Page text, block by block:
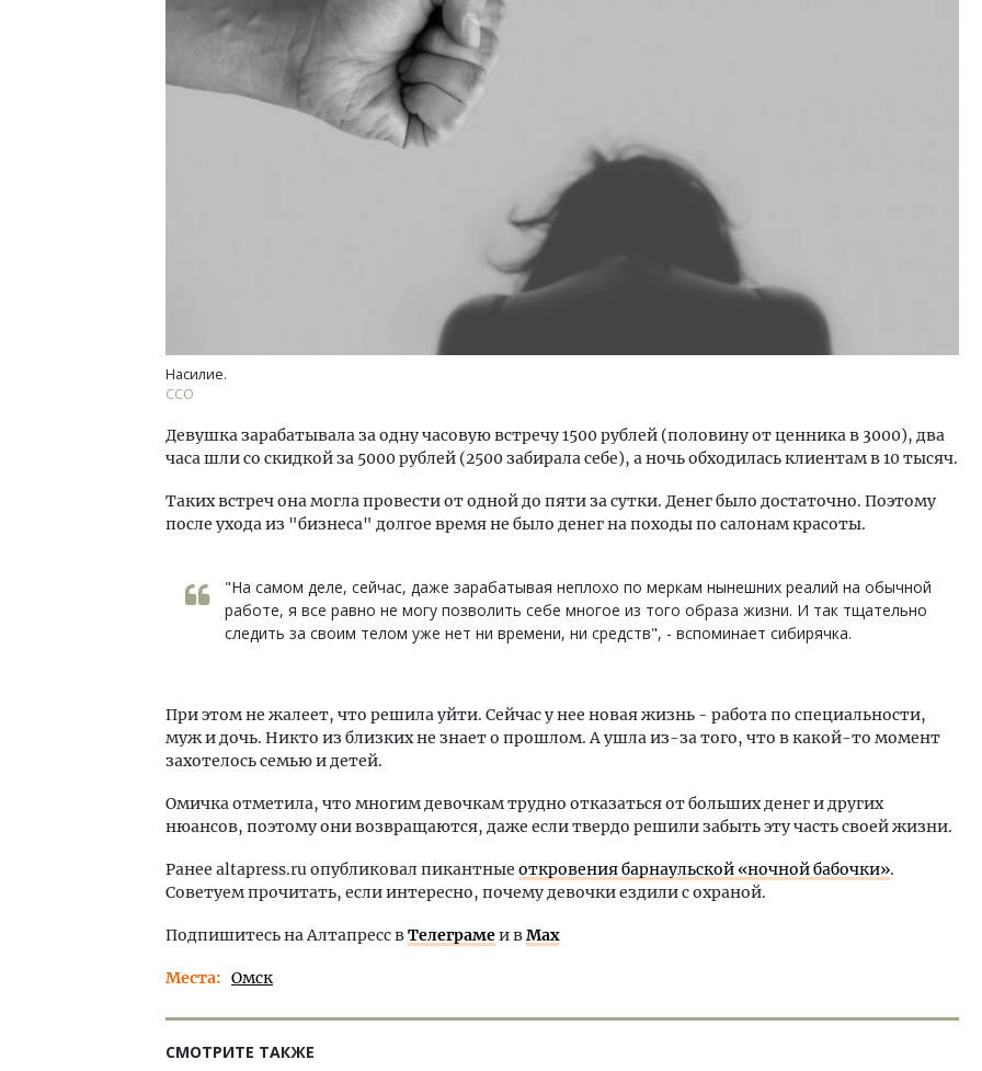
Насилие.
CCO
Девушка зарабатывала за одну часовую встречу 1500 рублей (половину от ценника в 3000), два
часа шли со скидкой за 5000 рублей (2500 забирала себе), а ночь обходилась клиентам в 10 тысяч.
Таких встреч она могла провести от одной до пяти за сутки. Денег было достаточно. Поэтому
после ухода из "бизнеса" долгое время не было денег на походы по салонам красоты.
"На самом деле, сейчас, даже зарабатывая неплохо по меркам нынешних реалий на обычной
работе, я все равно не могу позволить себе многое из того образа жизни. И так тщательно
следить за своим телом уже нет ни времени, ни средств", - вспоминает сибирячка.
При этом не жалеет, что решила уйти. Сейчас у нее новая жизнь - работа по специальности,
муж и дочь. Никто из близких не знает о прошлом. А ушла из-за того, что в какой-то момент
захотелось семью и детей.
Омичка отметила, что многим девочкам трудно отказаться от больших денег и других
нюансов, поэтому они возвращаются, даже если твердо решили забыть эту часть своей жизни.
Ранее altapress.ru опубликовал пикантные откровения барнаульской «ночной бабочки».
Советуем прочитать, если интересно, почему девочки ездили с охраной.
Подпишитесь на Алтапресс вТелеграмеи вMax
Места Омск
СМОТРИТЕ ТАКЖЕ